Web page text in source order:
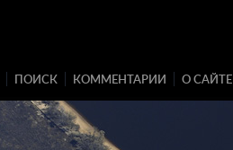
ПОИСК КОММЕНТАРИИ О САЙТЕ